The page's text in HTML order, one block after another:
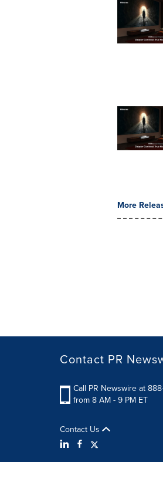
More
Contact PR
Call PR Newswire at
from 8 AM - 9 PM ET
Contact Us